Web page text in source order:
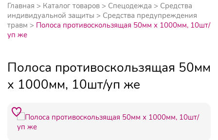
Главная Каталог товаров Спецодежда
Средства
индивидуальной защиты
Средства предупреждения
травм
Полоса противоскользящая 50мм х 1000мм, 10шт/
уп же
Полоса противоскользящая 50мм
х 1000мм, 10шт/уп же